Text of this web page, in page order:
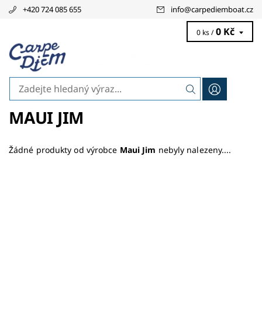
+420 724 085 655 info@carpediemboat.cz
0 ks / 0 Kč
MAUI JIM
Žádné produkty od výrobce Maui Jim nebyly nalezeny....